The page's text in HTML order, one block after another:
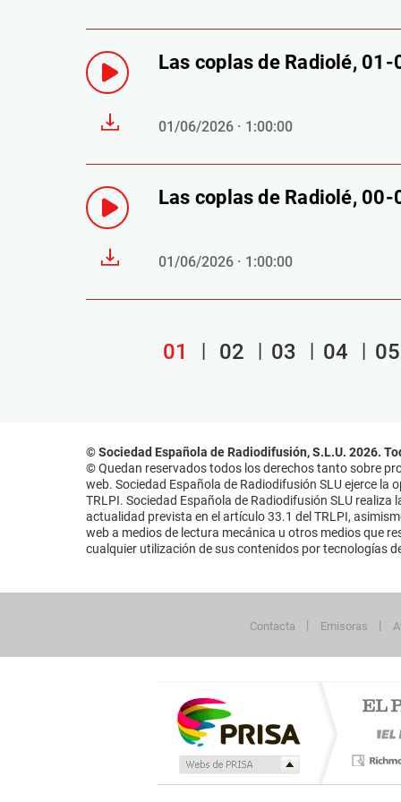
Las coplas de Radiolé,
01/06/2026 · 1:00:00
Las coplas de Radiolé,
01/06/2026 · 1:00:00
01 02 03 04 05
© Sociedad Española de Radiodifusión, S.L.U. 2026.
© Quedan reservados todos los derechos tanto sobre
web. Sociedad Española de Radiodifusión SLU ejerce
TRLPI. Sociedad Española de Radiodifusión SLU
actualidad prevista en el artículo 33.1 del TRLPI,
web a medios de lectura mecánica u otros medios que
cualquier utilización de sus contenidos por tecnologías
Contacta Emisoras